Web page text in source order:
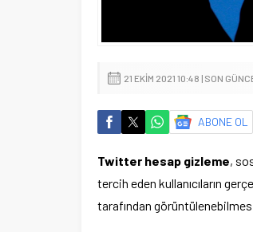
21 EKIM 2021 10:48 | SON
ABONE OL
Twitter hesap gizleme,
tercih eden kullanıcıların
tarafından